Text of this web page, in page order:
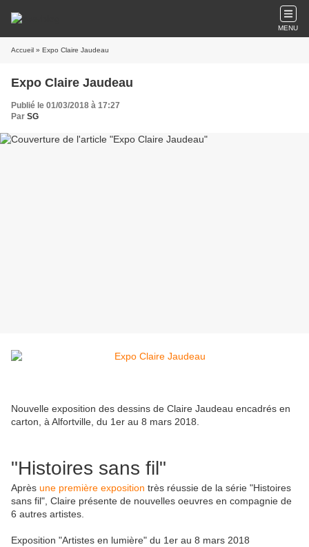
MENU
Accueil » Expo Claire Jaudeau
Expo Claire Jaudeau
Publié le 01/03/2018 à 17:27
Par SG
Nouvelle exposition des dessins de Claire Jaudeau encadrés en
carton, à Alfortville, du 1er au 8 mars 2018.
"Histoires sans fil"
Après une première exposition très réussie de la série "Histoires
sans fil", Claire présente de nouvelles oeuvres en compagnie de
6 autres artistes.
Exposition "Artistes en lumière" du 1er au 8 mars 2018